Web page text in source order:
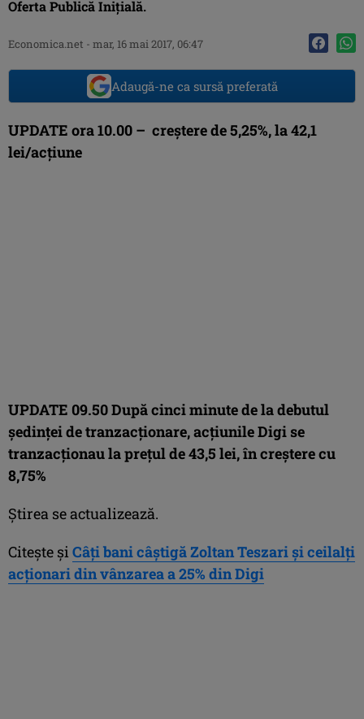
Oferta Publică Iniţială.
Economica.net - mar, 16 mai 2017, 06:47
Adaugă-ne ca sursă preferată
UPDATE ora 10.00 – creştere de 5,25%, la 42,1
lei/acţiune
UPDATE 09.50 După cinci minute de la debutul
şedinţei de tranzacţionare, acţiunile Digi se
tranzacţionau la preţul de 43,5 lei, în creştere cu
8,75%
Ştirea se actualizează.
Citeşte şiCâţi bani câştigă Zoltan Teszari şi ceilalţi
acţionari din vânzarea a 25% din Digi